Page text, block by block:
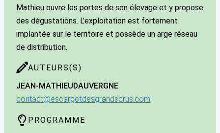
Mathieu ouvre les portes de son élevage et y propose
des dégustations. L’exploitation est fortement
implantée sur le territoire et possède un arge réseau
de distribution.
AUTEURS(S)
JEAN-MATHIEUDAUVERGNE
contact@escargotdesgrandscrus.com
PROGRAMME